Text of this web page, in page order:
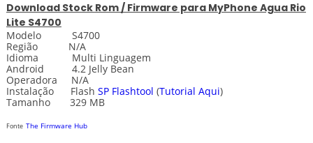
Download Stock Rom / Firmware para MyPhone Agua Rio
Lite S4700
Modelo S4700
Região N/A
Idioma Multi Linguagem
Android 4.2 Jelly Bean
Operadora N/A
Instalação Flash SP Flashtool (Tutorial Aqui)
Tamanho 329 MB
Fonte The Firmware Hub